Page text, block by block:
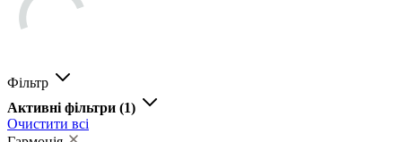
Фільтр
Активні фільтри (1)
Очистити всі